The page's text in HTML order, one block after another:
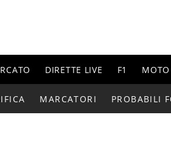
DIRETTE LIVE F1 MOTO
MARCATORI PROBABILI